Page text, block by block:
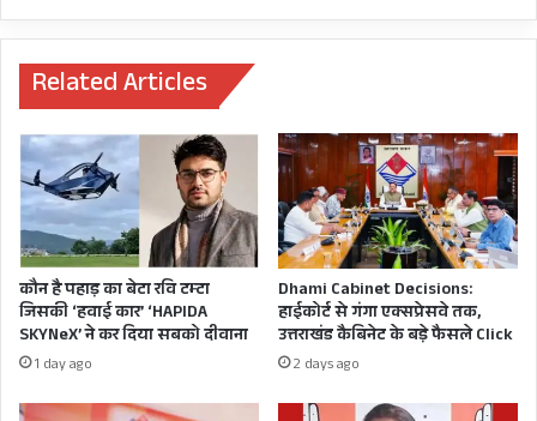
अंदाज़ा लगा सकते हैं कि लोकल सड़कों के हालात कैसे
होंगे और सरकार के दावे और जमीनी हकीकत में जमीन-
आसमान का अंतर है।
प्रदेशभर
में
आंदोलन
ख़ामियां
होने,
2010
फिर
लागू
होने
का
खुल
गया
रास्ता,
राज्य
3
लाख
Related Articles
कौन है पहाड़ का बेटा रवि टम्टा
जिसकी ‘हवाई कार’ ‘HAPIDA
SKYNeX’ ने कर दिया सबको दीवाना
1 day ago
Dhami Cabinet Decisions:
हाईकोर्ट से गंगा एक्सप्रेसवे तक,
उत्तराखंड कैबिनेट के बड़े फैसले Click
2 days ago